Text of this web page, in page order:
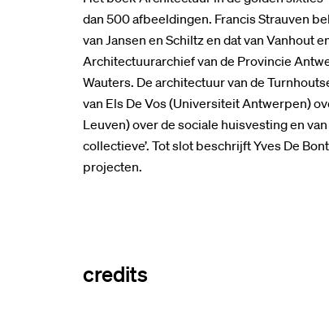
dan 500 afbeeldingen. Francis Strauven
van Jansen en Schiltz en dat van Vanhout
Architectuurarchief van de Provincie
Wauters. De architectuur van de
van Els De Vos (Universiteit Antwerpen)
Leuven) over de sociale huisvesting en
collectieve’. Tot slot beschrijft Yves De
projecten.
credits